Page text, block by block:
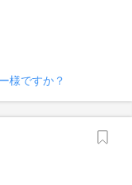
様ですか？